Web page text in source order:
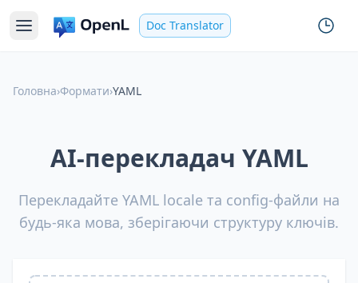
Doc Translator
Головна›Формати›YAML
AI-перекладач YAML
Перекладайте YAML locale та config-файли на
будь-яка мова, зберігаючи структуру ключів.